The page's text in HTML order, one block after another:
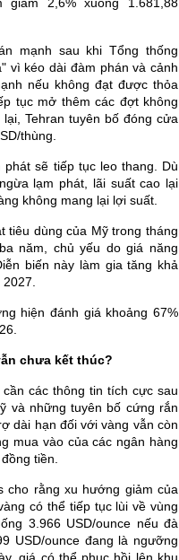
mạnh sau khi Tổng thống
vì kéo dài đàm phán và cảnh
nếu không đạt được thỏa
tục mở thêm các đợt không
Tehran tuyên bố đóng cửa
thùng.
sẽ tiếp tục leo thang. Dù
lạm phát, lãi suất cao lại
không mang lại lợi suất.
tiêu dùng của Mỹ trong tháng
năm, chủ yếu do giá năng
biến này làm gia tăng khả
hiện đánh giá khoảng 67%
chưa kết thúc?
các thông tin tích cực sau
và những tuyên bố cứng rắn
dài hạn đối với vàng vẫn còn
mua vào của các ngân hàng
tiền.
cho rằng xu hướng giảm của
có thể tiếp tục lùi về vùng
3.966 USD/ounce nếu đà
USD/ounce đang là ngưỡng